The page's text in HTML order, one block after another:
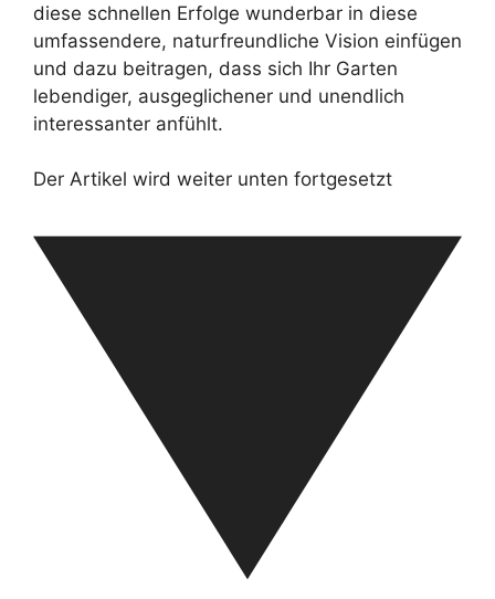
diese schnellen Erfolge wunderbar in diese
umfassendere, naturfreundliche Vision einfügen
und dazu beitragen, dass sich Ihr Garten
lebendiger, ausgeglichener und unendlich
interessanter anfühlt.
Der Artikel wird weiter unten fortgesetzt